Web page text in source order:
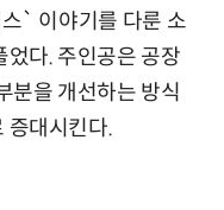
` 이야기를 다룬 소
었다. 주인공은 공장
분을 개선하는 방식
증대시킨다.